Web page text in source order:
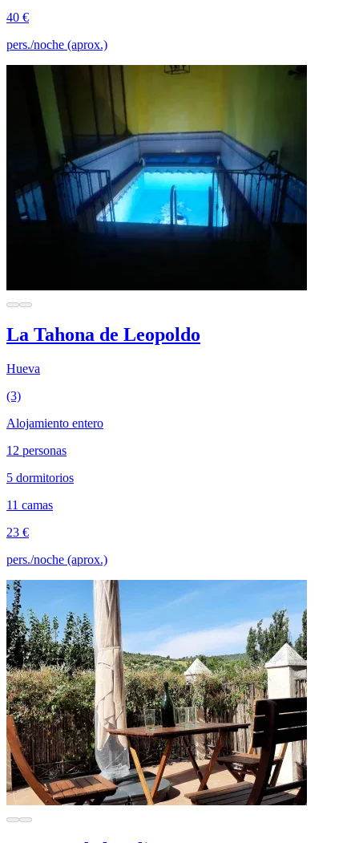
40 €
pers./noche (aprox.)
La Tahona de Leopoldo
Hueva
(3)
Alojamiento entero
12 personas
5 dormitorios
11 camas
23 €
pers./noche (aprox.)